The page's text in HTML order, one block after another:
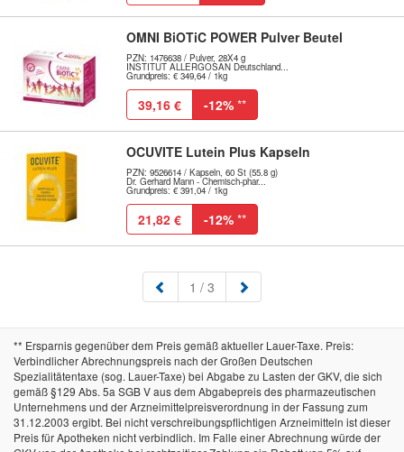
OMNI BiOTiC POWER Pulver Beutel
PZN: 1476638 / Pulver, 28X4 g
INSTITUT ALLERGOSAN Deutschland...
Grundpreis: € 349,64 / 1kg
39,16 € -12% **
OCUVITE Lutein Plus Kapseln
PZN: 9526614 / Kapseln, 60 St (55.8 g)
Dr. Gerhard Mann - Chemisch-phar...
Grundpreis: € 391,04 / 1kg
21,82 € -12% **
1 (aktuell)
/ 3
** Ersparnis gegenüber dem Preis gemäß aktueller Lauer-Taxe. Preis:
Verbindlicher Abrechnungspreis nach der Großen Deutschen
Spezialitätentaxe (sog. Lauer-Taxe) bei Abgabe zu Lasten der GKV, die sich
gemäß §129 Abs. 5a SGB V aus dem Abgabepreis des pharmazeutischen
Unternehmens und der Arzneimittelpreisverordnung in der Fassung zum
31.12.2003 ergibt. Bei nicht verschreibungspflichtigen Arzneimitteln ist dieser
Preis für Apotheken nicht verbindlich. Im Falle einer Abrechnung würde der